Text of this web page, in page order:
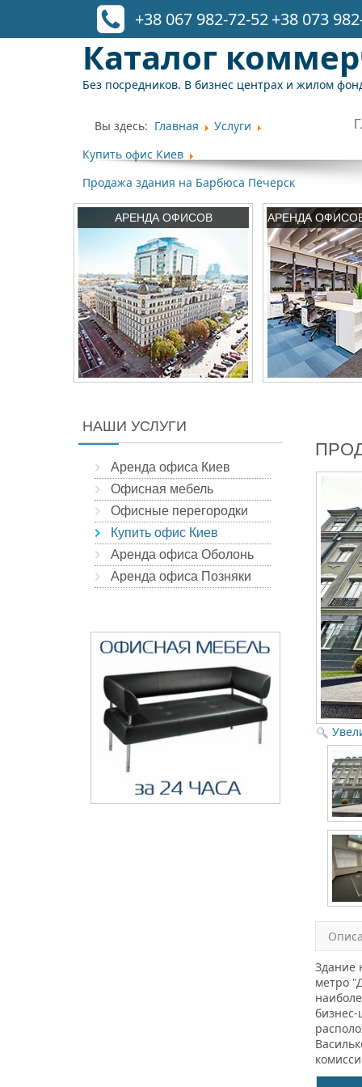
+38 067 982-72-52+38 073
Каталог
Без посредников. В бизнес центрах и жилом
Вы здесь: Главная
Услуги
Купить офис Киев
Продажа здания на Барбюса Печерск
АРЕНДА ОФИСОВ АРЕНДА
НАШИ УСЛУГИ
Аренда офиса Киев
Офисная мебель
Офисные перегородки
Купить офис Киев
Аренда офиса Оболонь
Аренда офиса Позняки
Здание
метро